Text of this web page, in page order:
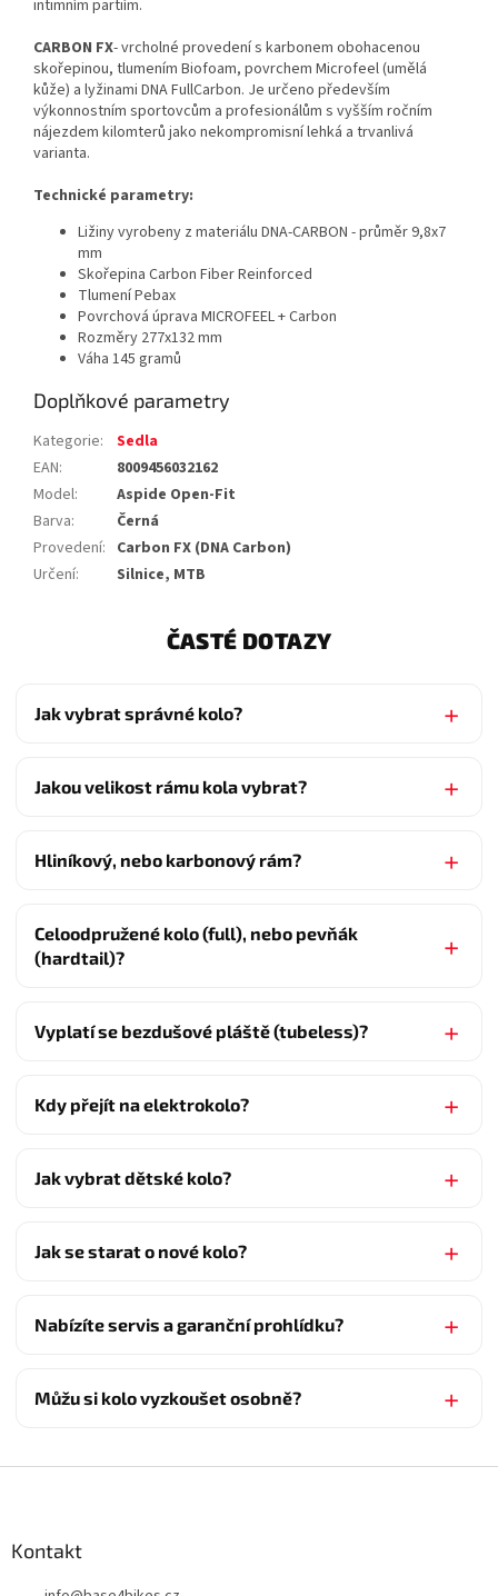
intimním partiím.
CARBON FX- vrcholné provedení s karbonem obohacenou
skořepinou, tlumením Biofoam, povrchem Microfeel (umělá
kůže) a lyžinami DNA FullCarbon. Je určeno především
výkonnostním sportovcům a profesionálům s vyšším ročním
nájezdem kilomterů jako nekompromisní lehká a trvanlivá
varianta.
Technické parametry:
Ližiny vyrobeny z materiálu DNA-CARBON - průměr 9,8x7
mm
Skořepina Carbon Fiber Reinforced
Tlumení Pebax
Povrchová úprava MICROFEEL + Carbon
Rozměry 277x132 mm
Váha 145 gramů
Doplňkové parametry
Kategorie:
Sedla
EAN:
8009456032162
Model:
Aspide Open-Fit
Barva:
Černá
Provedení: Carbon FX (DNA Carbon)
Určení: Silnice, MTB
ČASTÉ DOTAZY
Jak vybrat správné kolo?
Jakou velikost rámu kola vybrat?
Hliníkový, nebo karbonový rám?
Celoodpružené kolo (full), nebo pevňák
(hardtail)?
Vyplatí se bezdušové pláště (tubeless)?
Kdy přejít na elektrokolo?
Jak vybrat dětské kolo?
Jak se starat o nové kolo?
Nabízíte servis a garanční prohlídku?
Můžu si kolo vyzkoušet osobně?
Kontakt